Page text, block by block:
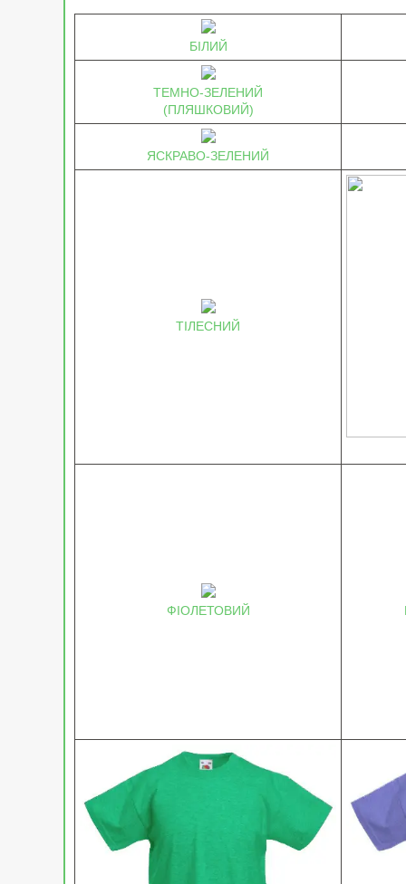
БІЛИЙ
ТЕМНО-ЗЕЛЕНИЙ
(ПЛЯШКОВИЙ)
ЯСКРАВО-ЗЕЛЕНИЙ
ТІЛЕСНИЙ
ФІОЛЕТОВИЙ